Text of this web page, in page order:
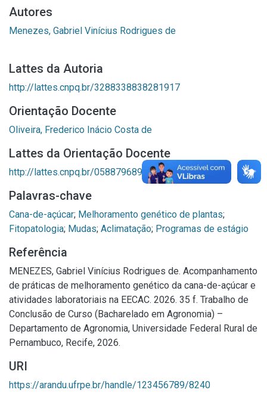
Autores
Menezes, Gabriel Vinícius Rodrigues de
Lattes da Autoria
http://lattes.cnpq.br/3288338838281917
Orientação Docente
Oliveira, Frederico Inácio Costa de
Lattes da Orientação Docente
http://lattes.cnpq.br/0588796892433431
Palavras-chave
Cana-de-açúcar; Melhoramento genético de plantas;
Fitopatologia; Mudas; Aclimatação; Programas de estágio
Referência
MENEZES, Gabriel Vinícius Rodrigues de. Acompanhamento
de práticas de melhoramento genético da cana-de-açúcar e
atividades laboratoriais na EECAC. 2026. 35 f. Trabalho de
Conclusão de Curso (Bacharelado em Agronomia) –
Departamento de Agronomia, Universidade Federal Rural de
Pernambuco, Recife, 2026.
URI
https://arandu.ufrpe.br/handle/123456789/8240